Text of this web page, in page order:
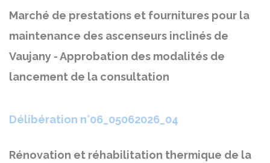
Marché de prestations et fournitures pour la
maintenance des ascenseurs inclinés de
Vaujany - Approbation des modalités de
lancement de la consultation
Délibération n°06_05062026_04
Rénovation et réhabilitation thermique de la